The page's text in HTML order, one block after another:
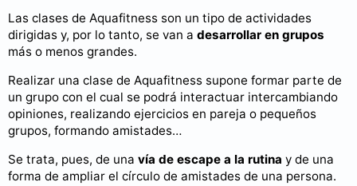
Las clases de Aquafitness son un tipo de actividades
dirigidas y, por lo tanto, se van a desarrollar en grupos
más o menos grandes.
Realizar una clase de Aquafitness supone formar parte de
un grupo con el cual se podrá interactuar intercambiando
opiniones, realizando ejercicios en pareja o pequeños
grupos, formando amistades…
Se trata, pues, de una vía de escape a la rutina y de una
forma de ampliar el círculo de amistades de una persona.